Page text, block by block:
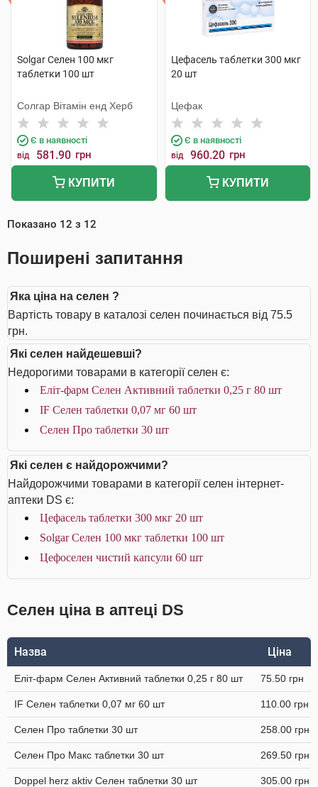
Solgar Селен 100 мкг
таблетки 100 шт
Солгар Вітамін енд Херб
Є в наявності
від 581.90 грн
КУПИТИ
Цефасель таблетки 300 мкг
20 шт
Цефак
Є в наявності
від 960.20 грн
КУПИТИ
Показано 12 з 12
Поширені запитання
Яка ціна на селен ?
Вартість товару в каталозі селен починається від 75.5
грн.
Які селен найдешевші?
Недорогими товарами в категорії селен є:
Еліт-фарм Селен Активний таблетки 0,25 г 80 шт
IF Селен таблетки 0,07 мг 60 шт
Селен Про таблетки 30 шт
Які селен є найдорожчими?
Найдорожчими товарами в категорії селен інтернет-
аптеки DS є:
Цефасель таблетки 300 мкг 20 шт
Solgar Селен 100 мкг таблетки 100 шт
Цефоселен чистий капсули 60 шт
Селен ціна в аптеці DS
Назва Ціна
Еліт-фарм Селен Активний таблетки 0,25 г 80 шт 75.50 грн
IF Селен таблетки 0,07 мг 60 шт 110.00 грн
Селен Про таблетки 30 шт 258.00 грн
Селен Про Макс таблетки 30 шт 269.50 грн
Doppel herz aktiv Селен таблетки 30 шт 305.00 грн